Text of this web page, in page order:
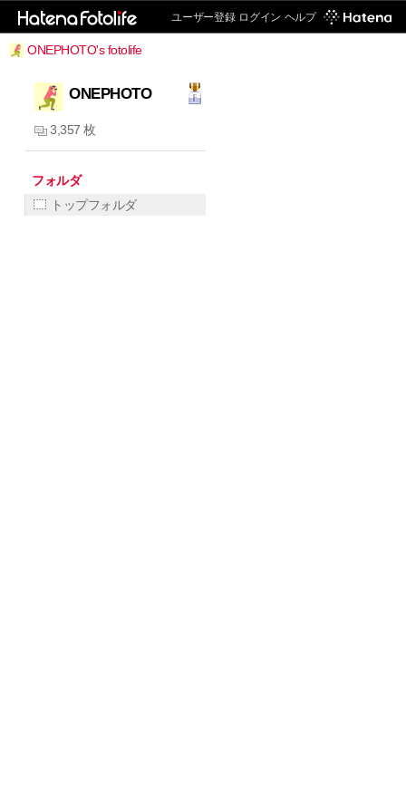
ユーザー登録 ログイン ヘルプ
ONEPHOTO's fotolife
ONEPHOTO
3,357 枚
フォルダ
トップフォルダ